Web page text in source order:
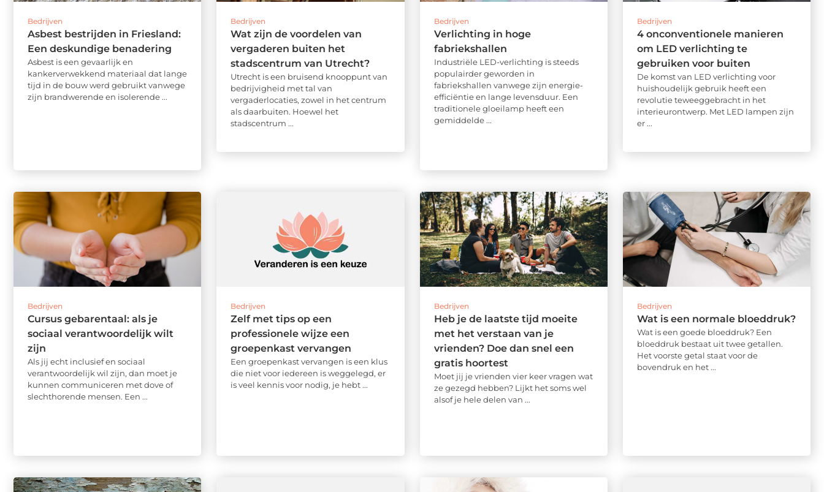
Bedrijven
Asbest bestrijden in Friesland:
Een deskundige benadering
Asbest is een gevaarlijk en
kankerverwekkend materiaal dat lange
tijd in de bouw werd gebruikt vanwege
zijn brandwerende en isolerende ...
Bedrijven
Wat zijn de voordelen van
vergaderen buiten het
stadscentrum van Utrecht?
Utrecht is een bruisend knooppunt van
bedrijvigheid met tal van
vergaderlocaties, zowel in het centrum
als daarbuiten. Hoewel het
stadscentrum ...
Bedrijven
Verlichting in hoge
fabriekshallen
Industriële LED-verlichting is steeds
populairder geworden in
fabriekshallen vanwege zijn energie-
efficiëntie en lange levensduur. Een
traditionele gloeilamp heeft een
gemiddelde ...
Bedrijven
4 onconventionele manieren
om LED verlichting te
gebruiken voor buiten
De komst van LED verlichting voor
huishoudelijk gebruik heeft een
revolutie teweeggebracht in het
interieurontwerp. Met LED lampen zijn
er ...
Bedrijven
Cursus gebarentaal: als je
sociaal verantwoordelijk wilt
zijn
Als jij echt inclusief en sociaal
verantwoordelijk wil zijn, dan moet je
kunnen communiceren met dove of
slechthorende mensen. Een ...
Bedrijven
Zelf met tips op een
professionele wijze een
groepenkast vervangen
Een groepenkast vervangen is een klus
die niet voor iedereen is weggelegd, er
is veel kennis voor nodig, je hebt ...
Bedrijven
Heb je de laatste tijd moeite
met het verstaan van je
vrienden? Doe dan snel een
gratis hoortest
Moet jij je vrienden vier keer vragen wat
ze gezegd hebben? Lijkt het soms wel
alsof je hele delen van ...
Bedrijven
Wat is een normale bloeddruk?
Wat is een goede bloeddruk? Een
bloeddruk bestaat uit twee getallen.
Het voorste getal staat voor de
bovendruk en het ...